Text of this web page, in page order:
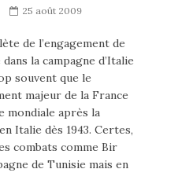
25 août 2009
de l’engagement de
la campagne d’Italie
souvent que le
majeur de la France
mondiale après la
Italie dès 1943. Certes,
combats comme Bir
de Tunisie mais en